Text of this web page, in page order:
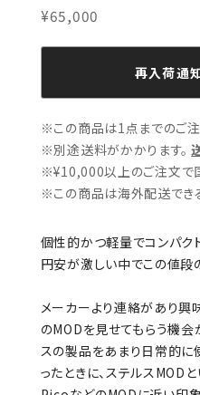
¥65,000
再入荷通
※この商品は1点までのご注
※別途送料がかかります。
※¥10,000以上のご注文で
※この商品は海外配送でき
個性的かつ軽量でコンパク
円安が激しい中でこの値段
メーカーより連絡があり興
のMODを見せてもらう機会
スの製品をあまり日常的
ったときに、ステルス